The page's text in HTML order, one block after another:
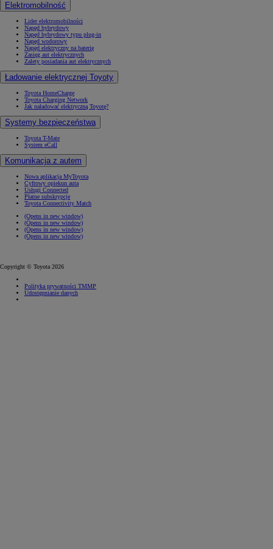
Elektromobilność
Lider elektromobilności
Napęd hybrydowy
Napęd hybrydowy typu plug-in
Napęd wodorowy
Napęd elektryczny na baterię
Zasięg aut elektrycznych
Zalety posiadania aut elektrycznych
Ładowanie elektrycznej Toyoty
Toyota HomeCharge
Toyota Charging Network
Jak naładować elektryczną Toyotę?
Systemy bezpieczeństwa
Toyota T-Mate
System eCall
Komunikacja z autem
Nowa aplikacja MyToyota
Cyfrowy opiekun auta
Usługi Connected
Płatne subskrypcje
Toyota Connectivity Match
(Opens in new window)
(Opens in new window)
(Opens in new window)
(Opens in new window)
Copyright © Toyota 2026
Polityka prywatności TMMP
Udostępnianie danych